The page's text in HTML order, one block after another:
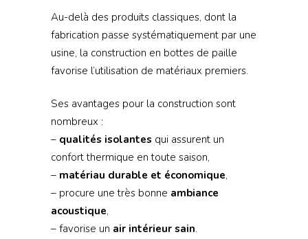
Au-delà des produits classiques, dont la
fabrication passe systématiquement par une
usine, la construction en bottes de paille
favorise l’utilisation de matériaux premiers.
Ses avantages pour la construction sont
nombreux :
– qualités isolantes qui assurent un
confort thermique en toute saison,
– matériau durable et économique,
– procure une très bonne ambiance
acoustique,
– favorise un air intérieur sain.